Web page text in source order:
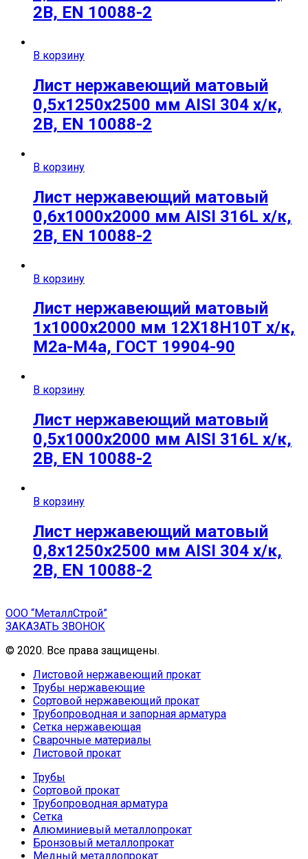
2B, EN 10088-2
В корзину
Лист нержавеющий матовый
0,5х1250х2500 мм AISI 304 х/к,
2B, EN 10088-2
В корзину
Лист нержавеющий матовый
0,6х1000х2000 мм AISI 316L х/к,
2B, EN 10088-2
В корзину
Лист нержавеющий матовый
1х1000х2000 мм 12Х18Н10Т х/к,
М2а-М4а, ГОСТ 19904-90
В корзину
Лист нержавеющий матовый
0,5х1000х2000 мм AISI 316L х/к,
2B, EN 10088-2
В корзину
Лист нержавеющий матовый
0,8х1250х2500 мм AISI 304 х/к,
2B, EN 10088-2
ООО “МеталлСтрой”
ЗАКАЗАТЬ ЗВОНОК
© 2020. Все права защищены.
Листовой нержавеющий прокат
Трубы нержавеющие
Сортовой нержавеющий прокат
Трубопроводная и запорная арматура
Сетка нержавеющая
Сварочные материалы
Листовой прокат
Трубы
Сортовой прокат
Трубопроводная арматура
Сетка
Алюминиевый металлопрокат
Бронзовый металлопрокат
Медный металлопрокат